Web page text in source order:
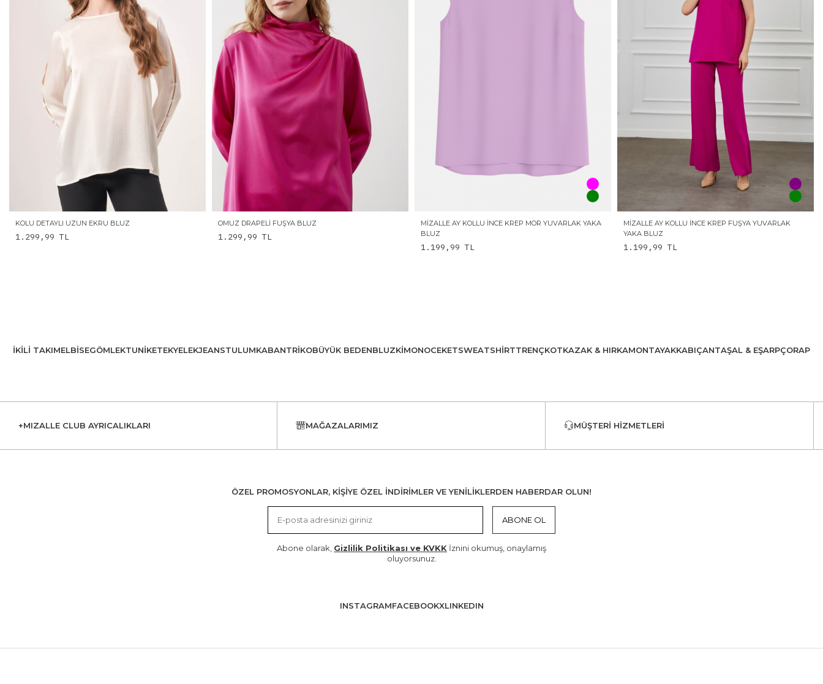
KOLU DETAYLI UZUN EKRU BLUZ
1.299,99 TL
OMUZ DRAPELI FUŞYA BLUZ
1.299,99 TL
MIZALLE AY KOLLU İNCE KREP MOR YUVARLAK YAKA
BLUZ
1.199,99 TL
MIZALLE AY KOLLU İNCE KREP FUŞYA YUVARLAK
YAKA BLUZ
1.199,99 TL
İKILI TAKIMELBISEGÖMLEKTUNIKETEKYELEKJEANSTULUMKABANTRIKOBÜYÜK BEDENBLUZKIMONOCEKETSWEATSHIRTTRENÇKOTKAZAK & HIRKAMONTAYAKKABIÇANTAŞAL & EŞARPÇORAP
+MIZALLE CLUB AYRICALIKLARI MAĞAZALARIMIZ MÜŞTERI HIZMETLERI
ÖZEL PROMOSYONLAR, KİŞİYE ÖZEL İNDİRİMLER VE YENİLİKLERDEN HABERDAR OLUN!
ABONE OL
Abone olarak, Gizlilik Politikası ve KVKK İznini okumuş, onaylamış
oluyorsunuz.
INSTAGRAMFACEBOOKXLINKEDIN